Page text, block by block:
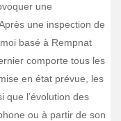
une
une inspection de
basé à Rempnat
comporte tous les
en état prévue, les
que l’évolution des
ou à partir de son